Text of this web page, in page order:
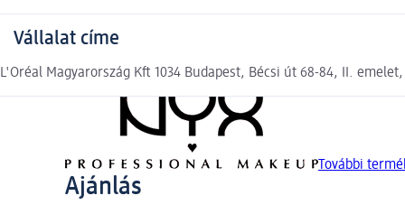
Vállalat címe
L'Oréal Magyarország Kft 1034 Budapest, Bécsi út 68-84, II.
További
Ajánlás